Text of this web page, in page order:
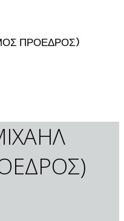
ΠΡΟΕΔΡΟΣ)